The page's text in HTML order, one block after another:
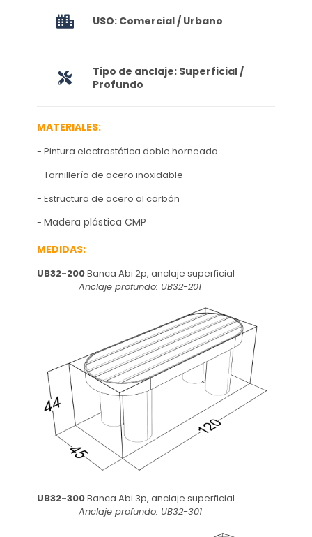
USO: Comercial / Urbano
Tipo de anclaje: Superficial /
Profundo
MATERIALES:
- Pintura electrostática doble horneada
- Tornillería de acero inoxidable
- Estructura de acero al carbón
- Madera plástica CMP
MEDIDAS:
UB32-200Banca Abi 2p, anclaje superficial
Anclaje profundo: UB32-201
UB32-300Banca Abi 3p, anclaje superficial
Anclaje profundo: UB32-301